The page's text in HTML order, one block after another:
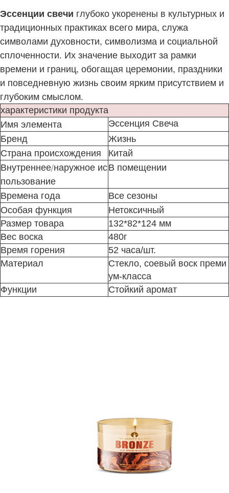
Эссенции свечи глубоко укоренены в культурных и
традиционных практиках всего мира, служа
символами духовности, символизма и социальной
сплоченности. Их значение выходит за рамки
времени и границ, обогащая церемонии, праздники
и повседневную жизнь своим ярким присутствием и
глубоким смыслом.
характеристики продукта
Имя элемента Эссенция Свеча
Бренд
Жизнь
Страна происхождения
Китай
Внутреннее/наружное ис
пользование
В помещении
Времена года
Все сезоны
Особая функция
Нетоксичный
Размер товара
132*82*124 мм
Вес воска
480г
Время горения
52 часа/шт.
Материал
Стекло, соевый воск преми
ум-класса
Функции
Стойкий аромат